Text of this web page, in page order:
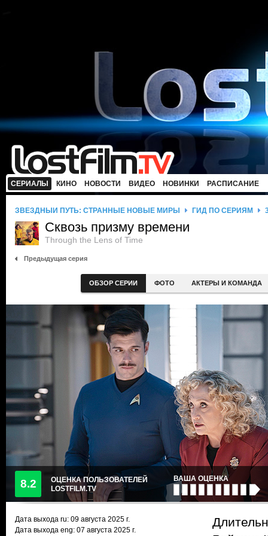
СЕРИАЛЫ КИНО НОВОСТИ ВИДЕО НОВИНКИ РАСПИСАНИЕ
ЗВЕЗДНЫЙ ПУТЬ: СТРАННЫЕ НОВЫЕ МИРЫ ГИД ПО СЕРИЯМ
Сквозь призму времени
Through the Lens of Time
Предыдущая серия
ОБЗОР СЕРИИ ФОТО АКТЕРЫ И КОМАНДА
8.2
ОЦЕНКА ПОЛЬЗОВАТЕЛЕЙ
LOSTFILM.TV
ВАША ОЦЕНКА
Дата выхода ru: 09 августа 2025 г.
Дата выхода eng: 07 августа 2025 г.